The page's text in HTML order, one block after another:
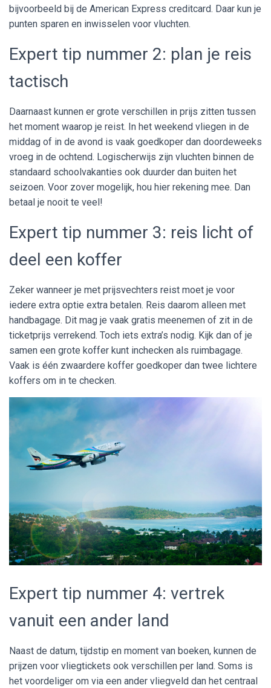
bijvoorbeeld bij de American Express creditcard. Daar kun je
punten sparen en inwisselen voor vluchten.
Expert tip nummer 2: plan je reis
tactisch
Daarnaast kunnen er grote verschillen in prijs zitten tussen
het moment waarop je reist. In het weekend vliegen in de
middag of in de avond is vaak goedkoper dan doordeweeks
vroeg in de ochtend. Logischerwijs zijn vluchten binnen de
standaard schoolvakanties ook duurder dan buiten het
seizoen. Voor zover mogelijk, hou hier rekening mee. Dan
betaal je nooit te veel!
Expert tip nummer 3: reis licht of
deel een koffer
Zeker wanneer je met prijsvechters reist moet je voor
iedere extra optie extra betalen. Reis daarom alleen met
handbagage. Dit mag je vaak gratis meenemen of zit in de
ticketprijs verrekend. Toch iets extra’s nodig. Kijk dan of je
samen een grote koffer kunt inchecken als ruimbagage.
Vaak is één zwaardere koffer goedkoper dan twee lichtere
koffers om in te checken.
Expert tip nummer 4: vertrek
vanuit een ander land
Naast de datum, tijdstip en moment van boeken, kunnen de
prijzen voor vliegtickets ook verschillen per land. Soms is
het voordeliger om via een ander vliegveld dan het centraal